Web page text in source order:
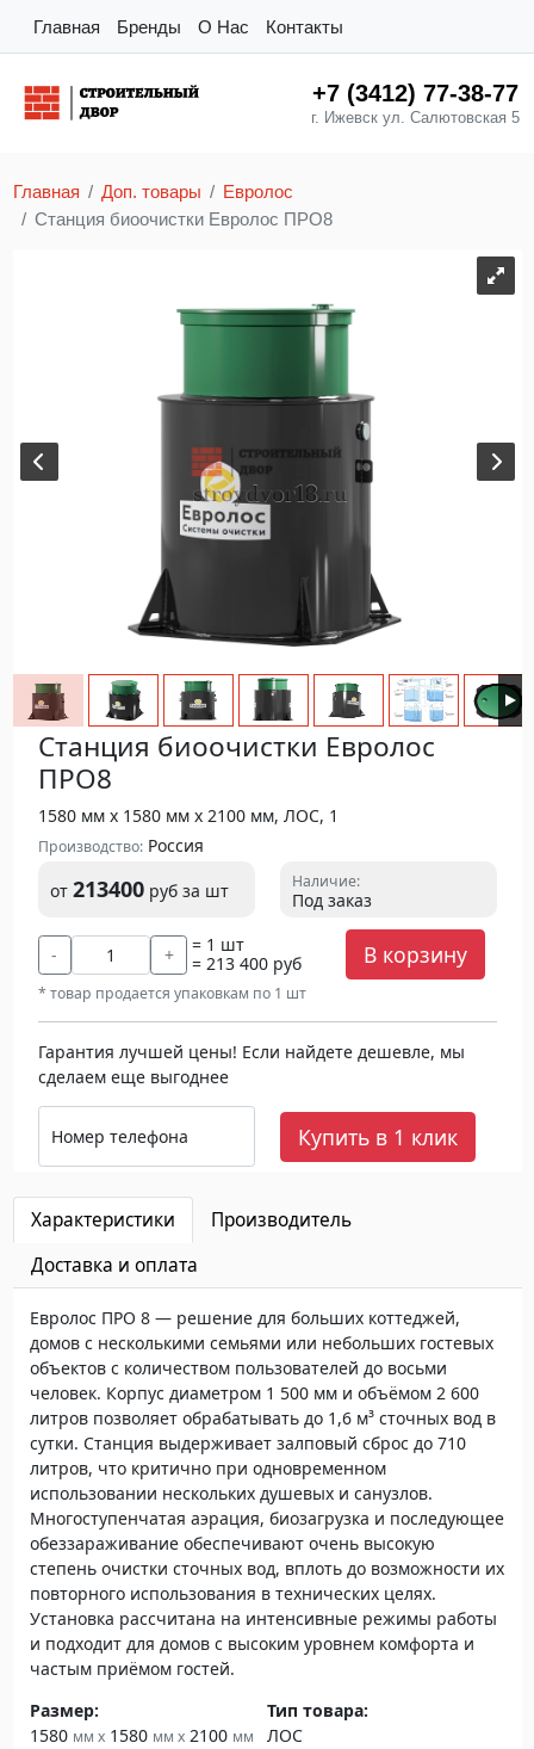
Главная Бренды О Нас Контакты
+7 (3412) 77-38-77
г. Ижевск ул. Салютовская 5
Главная Доп. товары
Евролос
Станция биоочистки Евролос ПРО8
Станция биоочистки Евролос
ПРО8
1580 мм х 1580 мм х 2100 мм, ЛОС, 1
Производство:Россия
от 213400 руб за шт Наличие:
Под заказ
- +
= 1 шт
= 213 400 руб
В корзину
* товар продается упаковкам по 1 шт
Гарантия лучшей цены! Если найдете дешевле, мы
сделаем еще выгоднее
Номер телефона Купить в 1 клик
Характеристики
Производитель
Доставка и оплата
Евролос ПРО 8 — решение для больших коттеджей,
домов с несколькими семьями или небольших гостевых
объектов с количеством пользователей до восьми
человек. Корпус диаметром 1 500 мм и объёмом 2 600
литров позволяет обрабатывать до 1,6 м³ сточных вод в
сутки. Станция выдерживает залповый сброс до 710
литров, что критично при одновременном
использовании нескольких душевых и санузлов.
Многоступенчатая аэрация, биозагрузка и последующее
обеззараживание обеспечивают очень высокую
степень очистки сточных вод, вплоть до возможности их
повторного использования в технических целях.
Установка рассчитана на интенсивные режимы работы
и подходит для домов с высоким уровнем комфорта и
частым приёмом гостей.
Размер:
1580 мм x1580 мм x2100 мм
Тип товара:
ЛОС